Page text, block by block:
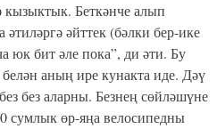
Беткәнче алып
әтиләргә әйттек (бәлки бер-ике
юк бит әле пока”, ди әти. Бу
аның ире кунакта иде. Дәү
без аларны. Безнең сөйләшүне
сумлык өр-яңа велосипедны